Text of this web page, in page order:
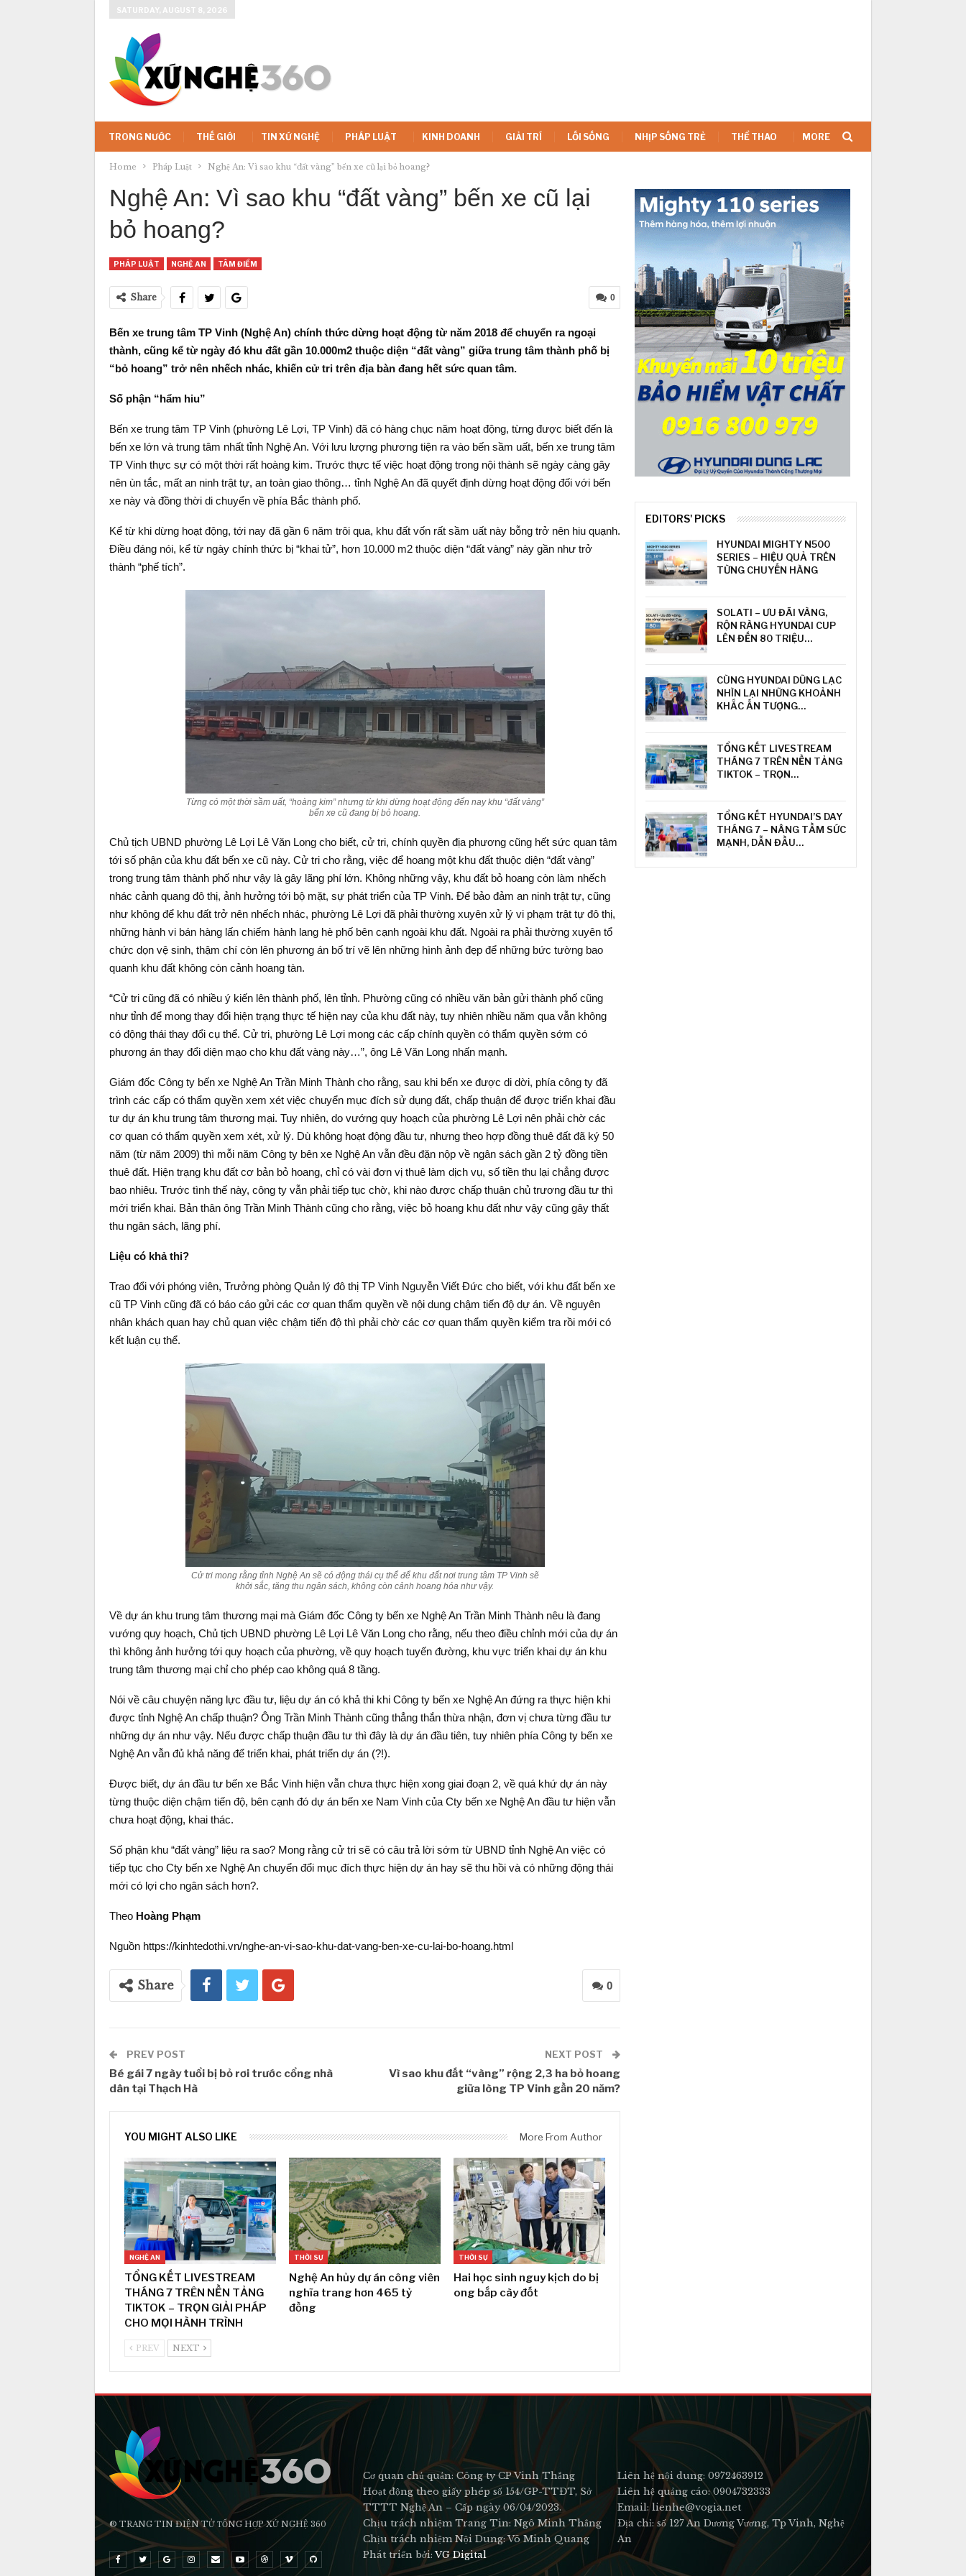
SATURDAY, AUGUST 8, 2026
TRONG NƯỚC THẾ GIỚI TIN XỨ NGHỆ PHÁP LUẬT KINH DOANH GIẢI TRÍ LỐI SỐNG NHỊP SỐNG TRẺ THỂ THAO MORE
Home Pháp Luật Nghệ An: Vì sao khu “đất vàng” bến xe cũ lại bỏ hoang?
Nghệ An: Vì sao khu “đất vàng” bến xe cũ lại
bỏ hoang?
PHÁP LUẬT NGHỆ AN TÂM ĐIỂM
0
Share
Bến xe trung tâm TP Vinh (Nghệ An) chính thức dừng hoạt động từ năm 2018 để chuyển ra ngoại
thành, cũng kể từ ngày đó khu đất gần 10.000m2 thuộc diện “đất vàng” giữa trung tâm thành phố bị
“bỏ hoang” trở nên nhếch nhác, khiến cử tri trên địa bàn đang hết sức quan tâm.
Số phận “hẩm hiu”
Bến xe trung tâm TP Vinh (phường Lê Lợi, TP Vinh) đã có hàng chục năm hoạt động, từng được biết đến là
bến xe lớn và trung tâm nhất tỉnh Nghệ An. Với lưu lượng phương tiện ra vào bến sầm uất, bến xe trung tâm
TP Vinh thực sự có một thời rất hoàng kim. Trước thực tế việc hoạt động trong nội thành sẽ ngày càng gây
nên ùn tắc, mất an ninh trật tự, an toàn giao thông… tỉnh Nghệ An đã quyết định dừng hoạt động đối với bến
xe này và đồng thời di chuyển về phía Bắc thành phố.
Kể từ khi dừng hoạt động, tới nay đã gần 6 năm trôi qua, khu đất vốn rất sầm uất này bỗng trở nên hiu quạnh.
Điều đáng nói, kể từ ngày chính thức bị “khai tử”, hơn 10.000 m2 thuộc diện “đất vàng” này gần như trở
thành “phế tích”.
Từng có một thời sầm uất, “hoàng kim” nhưng từ khi dừng hoạt động đến nay khu “đất vàng”
bến xe cũ đang bị bỏ hoang.
Chủ tịch UBND phường Lê Lợi Lê Văn Long cho biết, cử tri, chính quyền địa phương cũng hết sức quan tâm
tới số phận của khu đất bến xe cũ này. Cử tri cho rằng, việc để hoang một khu đất thuộc diện “đất vàng”
trong trung tâm thành phố như vậy là gây lãng phí lớn. Không những vậy, khu đất bỏ hoang còn làm nhếch
nhác cảnh quang đô thị, ảnh hưởng tới bộ mặt, sự phát triển của TP Vinh. Để bảo đảm an ninh trật tự, cũng
như không để khu đất trở nên nhếch nhác, phường Lê Lợi đã phải thường xuyên xử lý vi phạm trật tự đô thị,
những hành vi bán hàng lấn chiếm hành lang hè phố bên cạnh ngoài khu đất. Ngoài ra phải thường xuyên tổ
chức dọn vệ sinh, thậm chí còn lên phương án bố trí vẽ lên những hình ảnh đẹp để những bức tường bao
quanh khu đất không còn cảnh hoang tàn.
“Cử tri cũng đã có nhiều ý kiến lên thành phố, lên tỉnh. Phường cũng có nhiều văn bản gửi thành phố cũng
như tỉnh để mong thay đổi hiện trạng thực tế hiện nay của khu đất này, tuy nhiên nhiều năm qua vẫn không
có động thái thay đổi cụ thể. Cử tri, phường Lê Lợi mong các cấp chính quyền có thẩm quyền sớm có
phương án thay đổi diện mạo cho khu đất vàng này…”, ông Lê Văn Long nhấn mạnh.
Giám đốc Công ty bến xe Nghệ An Trần Minh Thành cho rằng, sau khi bến xe được di dời, phía công ty đã
trình các cấp có thẩm quyền xem xét việc chuyển mục đích sử dụng đất, chấp thuận để được triển khai đầu
tư dự án khu trung tâm thương mại. Tuy nhiên, do vướng quy hoạch của phường Lê Lợi nên phải chờ các
cơ quan có thẩm quyền xem xét, xử lý. Dù không hoạt động đầu tư, nhưng theo hợp đồng thuê đất đã ký 50
năm (từ năm 2009) thì mỗi năm Công ty bên xe Nghệ An vẫn đều đặn nộp về ngân sách gần 2 tỷ đồng tiền
thuê đất. Hiện trạng khu đất cơ bản bỏ hoang, chỉ có vài đơn vị thuê làm dịch vụ, số tiền thu lại chẳng được
bao nhiêu. Trước tình thế này, công ty vẫn phải tiếp tục chờ, khi nào được chấp thuận chủ trương đầu tư thì
mới triển khai. Bản thân ông Trần Minh Thành cũng cho rằng, việc bỏ hoang khu đất như vậy cũng gây thất
thu ngân sách, lãng phí.
Liệu có khả thi?
Trao đổi với phóng viên, Trưởng phòng Quản lý đô thị TP Vinh Nguyễn Viết Đức cho biết, với khu đất bến xe
cũ TP Vinh cũng đã có báo cáo gửi các cơ quan thẩm quyền về nội dung chậm tiến độ dự án. Về nguyên
nhân khách quan hay chủ quan việc chậm tiến độ thì phải chờ các cơ quan thẩm quyền kiểm tra rồi mới có
kết luận cụ thể.
Cử tri mong rằng tỉnh Nghệ An sẽ có động thái cụ thể để khu đất nơi trung tâm TP Vinh sẽ
khởi sắc, tăng thu ngân sách, không còn cảnh hoang hóa như vậy.
Về dự án khu trung tâm thương mại mà Giám đốc Công ty bến xe Nghệ An Trần Minh Thành nêu là đang
vướng quy hoạch, Chủ tịch UBND phường Lê Lợi Lê Văn Long cho rằng, nếu theo điều chỉnh mới của dự án
thì không ảnh hưởng tới quy hoạch của phường, về quy hoạch tuyến đường, khu vực triển khai dự án khu
trung tâm thương mại chỉ cho phép cao không quá 8 tầng.
Nói về câu chuyện năng lực đầu tư, liệu dự án có khả thi khi Công ty bến xe Nghệ An đứng ra thực hiện khi
được tỉnh Nghệ An chấp thuận? Ông Trần Minh Thành cũng thẳng thắn thừa nhận, đơn vị chưa từng đầu tư
những dự án như vậy. Nếu được chấp thuận đầu tư thì đây là dự án đầu tiên, tuy nhiên phía Công ty bến xe
Nghệ An vẫn đủ khả năng để triển khai, phát triển dự án (?!).
Được biết, dự án đầu tư bến xe Bắc Vinh hiện vẫn chưa thực hiện xong giai đoạn 2, về quá khứ dự án này
từng thuộc diện chậm tiến độ, bên cạnh đó dự án bến xe Nam Vinh của Cty bến xe Nghệ An đầu tư hiện vẫn
chưa hoạt động, khai thác.
Số phận khu “đất vàng” liệu ra sao? Mong rằng cử tri sẽ có câu trả lời sớm từ UBND tỉnh Nghệ An việc có
tiếp tục cho Cty bến xe Nghệ An chuyển đổi mục đích thực hiện dự án hay sẽ thu hồi và có những động thái
mới có lợi cho ngân sách hơn?.
Theo Hoàng Phạm
Nguồn https://kinhtedothi.vn/nghe-an-vi-sao-khu-dat-vang-ben-xe-cu-lai-bo-hoang.html
0
Share
PREV POST
Bé gái 7 ngày tuổi bị bỏ rơi trước cổng nhà
dân tại Thạch Hà
NEXT POST
Vì sao khu đất “vàng” rộng 2,3 ha bỏ hoang
giữa lòng TP Vinh gần 20 năm?
YOU MIGHT ALSO LIKE More From Author
NGHỆ AN
TỔNG KẾT LIVESTREAM
THÁNG 7 TRÊN NỀN TẢNG
TIKTOK – TRỌN GIẢI PHÁP
CHO MỌI HÀNH TRÌNH
THỜI SỰ
Nghệ An hủy dự án công viên
nghĩa trang hơn 465 tỷ
đồng
THỜI SỰ
Hai học sinh nguy kịch do bị
ong bắp cày đốt
PREV NEXT
EDITORS' PICKS
HYUNDAI MIGHTY N500
SERIES – HIỆU QUẢ TRÊN
TỪNG CHUYẾN HÀNG
SOLATI – ƯU ĐÃI VÀNG,
RỘN RÀNG HYUNDAI CUP
LÊN ĐẾN 80 TRIỆU…
CÙNG HYUNDAI DŨNG LẠC
NHÌN LẠI NHỮNG KHOẢNH
KHẮC ẤN TƯỢNG…
TỔNG KẾT LIVESTREAM
THÁNG 7 TRÊN NỀN TẢNG
TIKTOK – TRỌN…
TỔNG KẾT HYUNDAI’S DAY
THÁNG 7 – NÂNG TẦM SỨC
MẠNH, DẪN ĐẦU…
® TRANG TIN ĐIỆN TỬ ТỔNG HỢP XỨ NGHỆ 360
Cơ quan chủ quản: Công ty CP Vinh Thắng
Hoạt động theo giấy phép số 154/GP-TTĐT, Sở
TTTT Nghệ An – Cấp ngày 06/04/2023.
Chịu trách nhiệm Trang Tin: Ngô Minh Thắng
Chịu trách nhiệm Nội Dung: Võ Minh Quang
Phát triển bởi:VG Digital
Liên hệ nội dung: 0972463912
Liên hệ quảng cáo: 0904732333
Email: lienhe@vogia.net
Địa chỉ: số 127 An Dương Vương, Tp Vinh, Nghệ
An